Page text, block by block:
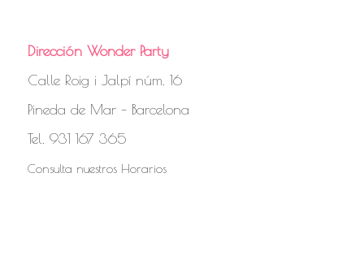
Dirección Wonder Party
Calle Roig i Jalpí núm. 16
Pineda de Mar – Barcelona
Tel. 931 167 365
Consulta nuestros Horarios